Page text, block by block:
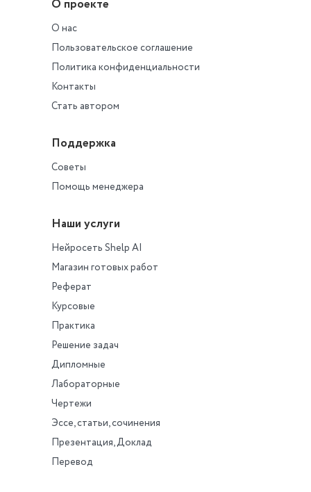
О проекте
О нас
Пользовательское соглашение
Политика конфиденциальности
Контакты
Стать автором
Поддержка
Советы
Помощь менеджера
Наши услуги
Нейросеть Shelp AI
Магазин готовых работ
Реферат
Курсовые
Практика
Решение задач
Дипломные
Лабораторные
Чертежи
Эссе, статьи, сочинения
Презентация, Доклад
Перевод